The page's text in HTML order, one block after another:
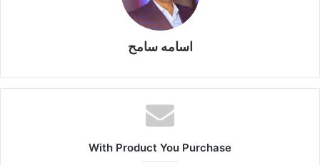
اسامه سامح
With Product You Purchase